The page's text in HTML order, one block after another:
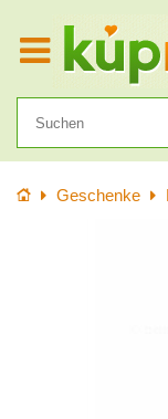
StartseiteGeschenke